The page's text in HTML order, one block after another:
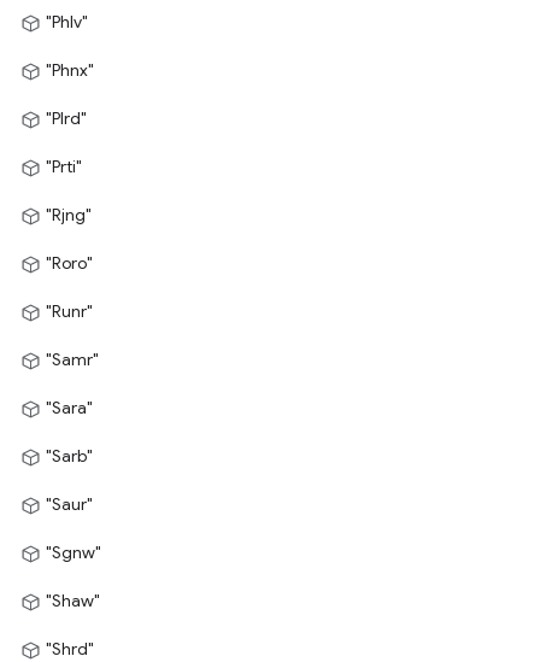
"Phlv"
"Phnx"
"Plrd"
"Prti"
"Rjng"
"Roro"
"Runr"
"Samr"
"Sara"
"Sarb"
"Saur"
"Sgnw"
"Shaw"
"Shrd"